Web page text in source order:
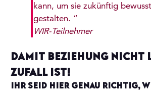
kann, um sie zukünftig
gestalten. “
WIR-Teilnehmer
Damit Beziehung nicht
Zufall ist!
Ihr seid hier genau richtig,